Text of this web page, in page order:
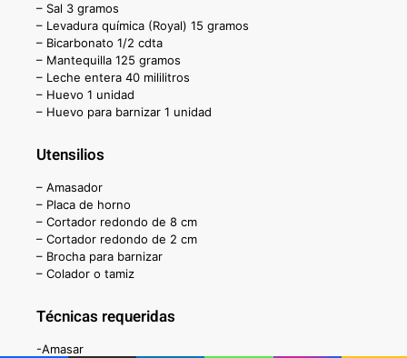
– Sal 3 gramos
– Levadura química (Royal) 15 gramos
– Bicarbonato 1/2 cdta
– Mantequilla 125 gramos
– Leche entera 40 mililitros
– Huevo 1 unidad
– Huevo para barnizar 1 unidad
Utensilios
– Amasador
– Placa de horno
– Cortador redondo de 8 cm
– Cortador redondo de 2 cm
– Brocha para barnizar
– Colador o tamiz
Técnicas requeridas
-Amasar